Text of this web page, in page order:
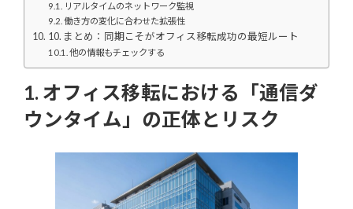
リアルタイムのネットワーク監視
働き方の変化に合わせた拡張性
10. まとめ：同期こそがオフィス移転成功の最短ルート
他の情報もチェックする
1. オフィス移転における「通信ダ
ウンタイム」の正体とリスク